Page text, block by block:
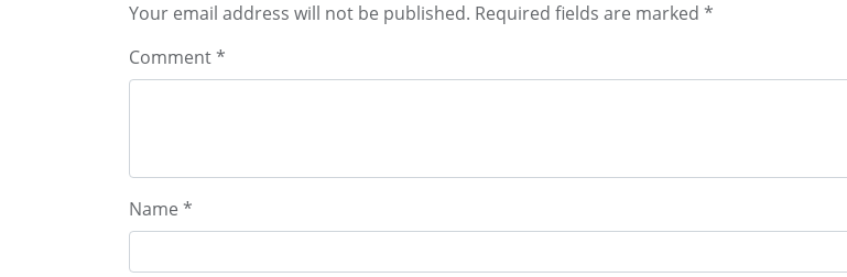
Your email address will not be published. Required fields are marked *
Comment*
Name *